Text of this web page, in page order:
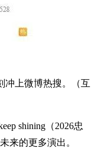
冲上微博热搜。（互
shining（2026忠
来的更多演出。